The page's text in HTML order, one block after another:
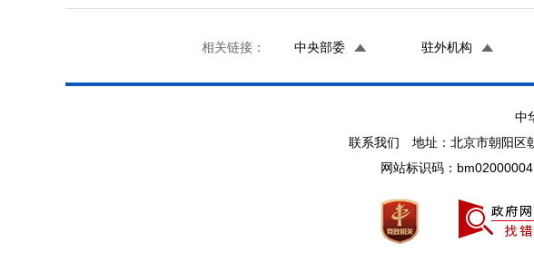
相关链接： 中央部委 驻外机构
中
联系我们 地址：北京市朝阳
网站标识码：